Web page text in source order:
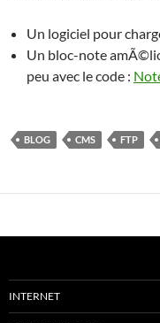
Un logiciel pour
Un bloc-note
peu avec le code :
BLOG CMS FTP
INTERNET